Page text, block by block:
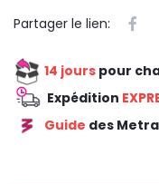
Partager le lien:
14 jours pour
Expédition
Guide des